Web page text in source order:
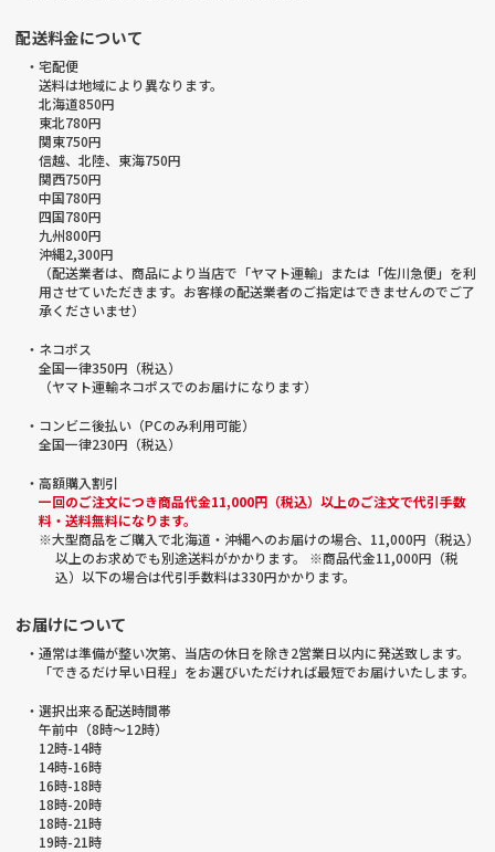
配送料金について
・宅配便
送料は地域により異なります。
北海道850円
東北780円
関東750円
信越、北陸、東海750円
関西750円
中国780円
四国780円
九州800円
沖縄2,300円
（配送業者は、商品により当店で「ヤマト運輸」または「佐川急便」を利
用させていただきます。お客様の配送業者のご指定はできませんのでご了
承くださいませ）
・ネコポス
全国一律350円（税込）
（ヤマト運輸ネコポスでのお届けになります）
・コンビニ後払い（PCのみ利用可能）
全国一律230円（税込）
・高額購入割引
一回のご注文につき商品代金11,000円（税込）以上のご注文で代引手数
料・送料無料になります。
※大型商品をご購入で北海道・沖縄へのお届けの場合、11,000円（税込）
以上のお求めでも別途送料がかかります。 ※商品代金11,000円（税
込）以下の場合は代引手数料は330円かかります。
お届けについて
・通常は準備が整い次第、当店の休日を除き2営業日以内に発送致します。
「できるだけ早い日程」をお選びいただければ最短でお届けいたします。
・選択出来る配送時間帯
午前中（8時～12時）
12時-14時
14時-16時
16時-18時
18時-20時
18時-21時
19時-21時